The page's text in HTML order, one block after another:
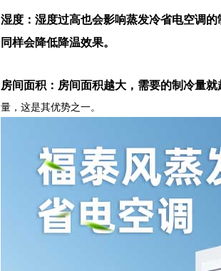
湿度：湿度过高也会影响蒸发冷省电空调
同样会降低降温效果。
房间面积：房间面积越大，需要的制冷量
量，这是其优势之一。